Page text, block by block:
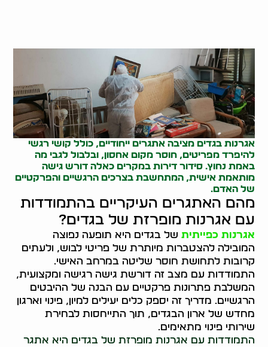
אגרנות בגדים מציבה אתגרים ייחודיים, כולל קושי רגשי
להיפרד מפריטים, חוסר מקום אחסון, ובלבול לגבי מה
באמת נחוץ.סידור דירות במקרים כאלה דורש גישה
מותאמת אישית, המתחשבת בצרכים הרגשיים והפרקטיים
של האדם.
מהם האתגרים העיקריים בהתמודדות
עם אגרנות מופרזת של בגדים?
אגרנות כפייתית של בגדים היא תופעה נפוצה
המובילה להצטברות מיותרת של פריטי לבוש, ולעתים
קרובות לתחושת חוסר שליטה במרחב האישי.
התמודדות עם מצב זה דורשת גישה רגישה ומקצועית,
המשלבת פתרונות פרקטיים עם הבנה של ההיבטים
הרגשיים. מדריך זה יספק כלים יעילים למיון, פינוי וארגון
מחדש של ארון הבגדים, תוך התייחסות לבחירת
שירותי פינוי מתאימים.
התמודדות עם אגרנות מופרזת של בגדים היא אתגר